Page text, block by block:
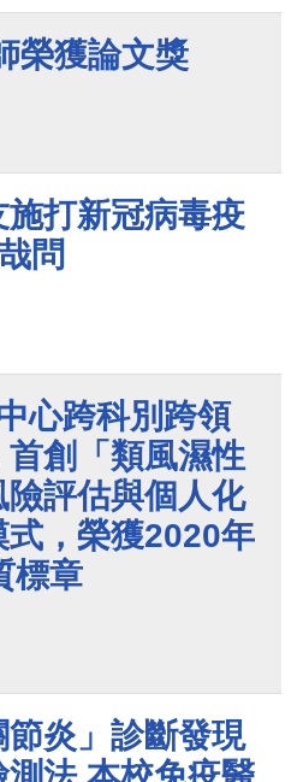
榮獲論文獎
打新冠病毒疫
問
心跨科別跨領
創「類風濕性
險評估與個人化
，榮獲2020年
標章
節炎」診斷發現